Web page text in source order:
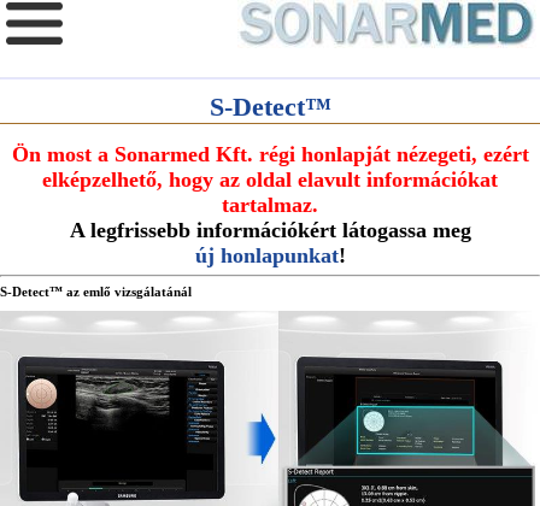
S-Detect™
Ön most a Sonarmed Kft. régi honlapját nézegeti, ezért
elképzelhető, hogy az oldal elavult információkat
tartalmaz.
A legfrissebb információkért látogassa meg
új honlapunkat!
S-Detect™ az emlő vizsgálatánál